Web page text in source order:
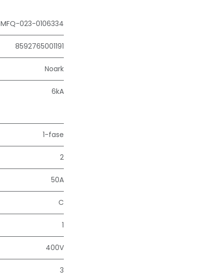
MFQ-023-0106334
8592765001191
Noark
6kA
1-fase
2
50A
C
1
400V
3